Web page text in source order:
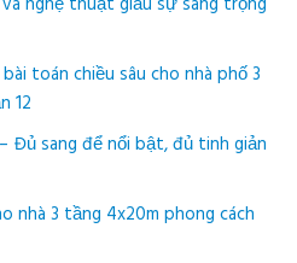
toán chiều sâu cho nhà phố 3
12
Đủ sang để nổi bật, đủ tinh giản
nhà 3 tầng 4x20m phong cách